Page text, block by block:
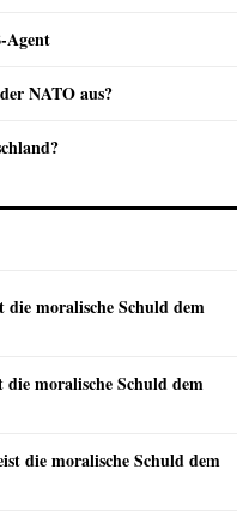
Agent
NATO aus?
die moralische Schuld dem
die moralische Schuld dem
die moralische Schuld dem